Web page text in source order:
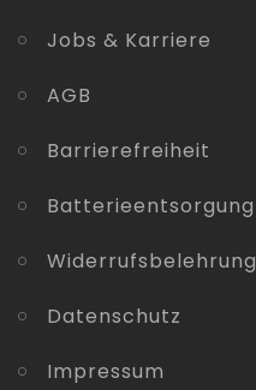
Jobs & Karriere
AGB
Barrierefreiheit
Batterieentsorgung
Widerrufsbelehrung
Datenschutz
Impressum